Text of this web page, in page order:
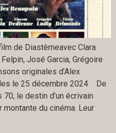
de Diastèmeavec Clara
José Garcia, Grégoire
originales d’Alex
le 25 décembre 2024 De
le destin d’un écrivain
montante du cinéma. Leur